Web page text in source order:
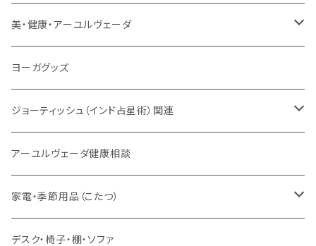
サンスクリット讃歌、叙事詩
インド古典音楽
ほか
サンスクリット教材
チベタンベル、ティンシャ
線香
法具・珠数・神仏象
ヤントラ
宝石
雑貨
Tシャツ
VEDAヤントラロゴ入り
スマホケース
VEDA CENTER ヤントラロゴ入り
美・健康・アーユルヴェーダ
健康全般/アーユルヴェーダ
ボディケア
ヘアケア
オーガニック・アーユルヴェーダ
ヨーガ / 瞑想
毎日の生活目的
ヨーガグッズ
ジョーティッシュ（インド占星術）関連
総合相談
３問コース
５問コース
相性診断
長期予測
アーユルヴェーダ健康相談
家電・季節用品（こたつ）
季節・空調家電
デスク・椅子・棚・ソファ